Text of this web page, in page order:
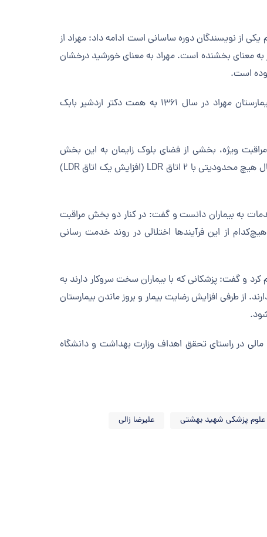
یکی از نویسندگان دوره ساسانی است ادامه داد: مهراد از
به معنای بخشنده است. مهراد به معنای خورشید درخشان
است.
مصطفی محسنی رئیس هیأت مدیره بیمارستان نیز در این مراسم عنوان کرد: بیمارستان مهراد در سال ۱۳۶۱ به همت دکتر اردشیر بابک
ویژه، بخشی از فضای بلوک زایمان به این بخش
اختصاص پیدا کرد و سطح خدمات در بلوک زایمان جدید بیمارستان نیز بدون اعمال هیچ محدودیتی با ۲ اتاق LDR (افزایش یک اتاق LDR)
به بیماران دانست و گفت: در کنار دو بخش مراقبت
از این فرآیندها اختلالی در روند خدمت رسانی
و گفت: پزشکانی که با بیماران سخت سروکار دارند به
از طرفی افزایش رضایت بیمار و بروز ماندن بیمارستان
مالی در راستای تحقق اهداف وزارت بهداشت و دانشگاه
علوم پزشکی شهید بهشتی علیرضا زالی